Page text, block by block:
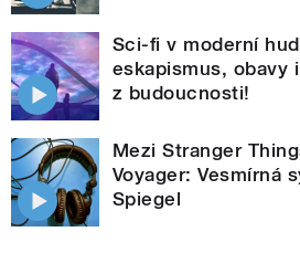
Sci-fi v moderní
eskapismus, obavy
z budoucnosti!
Mezi Stranger
Voyager: Vesmírná
Spiegel